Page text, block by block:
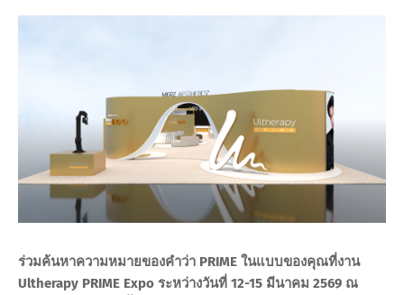
ร่วมค้นหาความหมายของคำว่า PRIME ในแบบของคุณที่งาน
Ultherapy PRIME Expo ระหว่างวันที่ 12-15 มีนาคม 2569 ณ